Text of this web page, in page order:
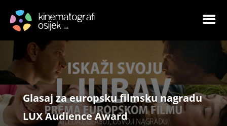
Glasaj za europsku filmsku nagradu
LUX Audience Award